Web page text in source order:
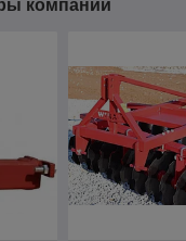
компании